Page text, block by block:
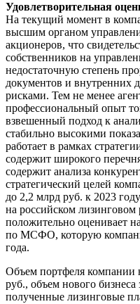
Удовлетворительная
На текущий момент в
высшим органом
акционеров, что
собственников на
недостаточную степень
документов и внутренних
рисками. Тем не менее
профессиональный опыт
взвешенный подход к
стабильно высокими
работает в рамках
содержит широкого
содержит анализа
стратегический целей
до 2,2 млрд руб. к 2023
на российском лизинговом
положительно оценивает
по МСФО, которую
года.
Объем портфеля компании
руб., объем нового
полученные лизинговые